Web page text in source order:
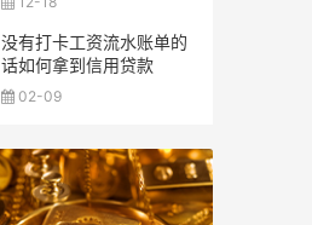
没有打卡工资流水账单的
话如何拿到信用贷款
02-09